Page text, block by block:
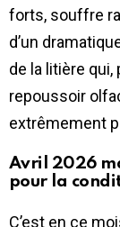
forts, souffre
d’un
de la litière
repoussoir
extrêmement
Avril 2026
pour la
C’est en ce